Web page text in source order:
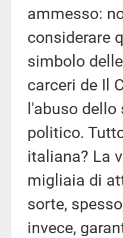
ammesso:
considerare
simbolo
carceri de Il
l'abuso
politico.
italiana? La
migliaia di
sorte,
invece,